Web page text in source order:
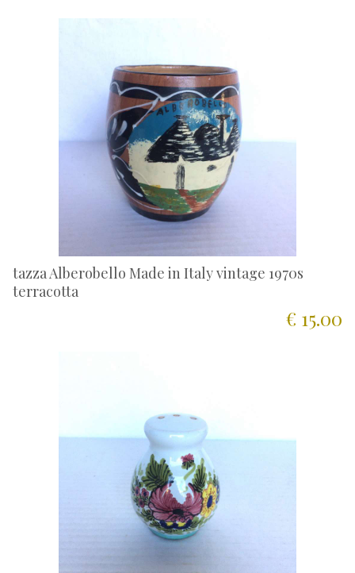
tazza Alberobello Made in Italy vintage 1970s
terracotta
€ 15.00